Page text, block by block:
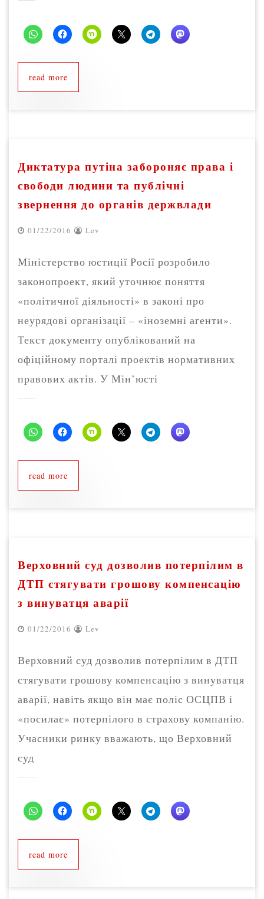
read more
Диктатура путіна забороняє права і
свободи людини та публічні
звернення до органів держвлади
01/22/2016 Lev
Міністерство юстиції Росії розробило
законопроект, який уточнює поняття
«політичної діяльності» в законі про
неурядові організації – «іноземні агенти».
Текст документу опублікований на
офіційному порталі проектів нормативних
правових актів. У Мін’юсті
read more
Верховний суд дозволив потерпілим в
ДТП стягувати грошову компенсацію
з винуватця аварії
01/22/2016 Lev
Верховний суд дозволив потерпілим в ДТП
стягувати грошову компенсацію з винуватця
аварії, навіть якщо він має поліс ОСЦПВ і
«посилає» потерпілого в страхову компанію.
Учасники ринку вважають, що Верховний
суд
read more